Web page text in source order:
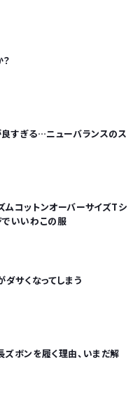
すぎる…ニューバランスのス
コットンオーバーサイズTシ
でいいわこの服
ダサくなってしまう
ボンを履く理由、いまだ解